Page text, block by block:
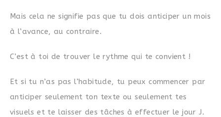
Mais cela ne signifie pas que tu dois anticiper un mois
à l’avance, au contraire.
C’est à toi de trouver le rythme qui te convient !
Et si tu n’as pas l’habitude, tu peux commencer par
anticiper seulement ton texte ou seulement tes
visuels et te laisser des tâches à effectuer le jour J.